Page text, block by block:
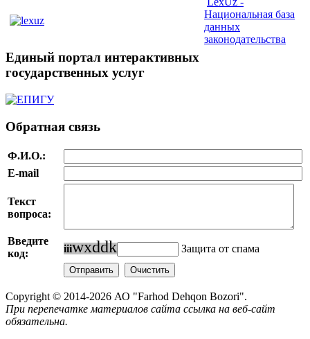
Национальная база
данных
законодательства
Единый портал интерактивных
государственных услуг
Обратная связь
Ф.И.О.:
E-mail
Текст
вопроса:
Введите
код:
iiiwxddk Защита от спама
Copyright © 2014-2026 АО "Farhod Dehqon Bozori".
При перепечатке материалов сайта ссылка на веб-сайт
обязательна.